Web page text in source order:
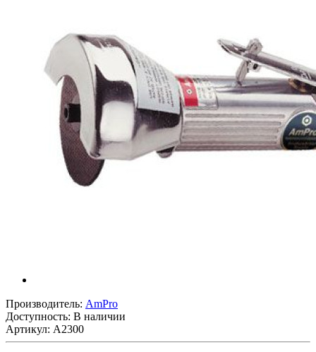
Производитель: AmPro
Доступность: В наличии
Артикул: A2300